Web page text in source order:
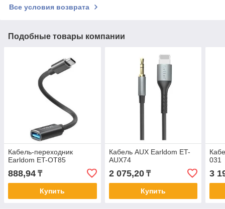
Все условия возврата
Подобные товары компании
Кабель-переходник
Earldom ET-OT85
888,94 ₸
Купить
Кабель AUX Earldom ET-
AUX74
2 075,20₸
Купить
031
3